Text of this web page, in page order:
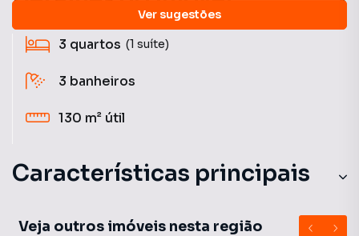
Ver sugestões
3 quartos (1 suíte)
3 banheiros
130 m² útil
Características principais
Veja outros imóveis nesta região